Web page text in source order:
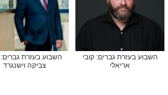
השבוע בעזרת גברים: קובי
אריאלי
השבוע בעזרת גברים:
צביקה וישנגרד